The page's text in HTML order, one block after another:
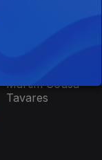
Martim Sousa
Tavares